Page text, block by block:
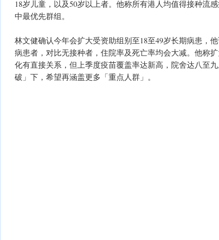
18岁儿童，以及50岁以上者。他称所有港人均值得接种流
中最优先群组。
林文健确认今年会扩大受资助组别至18至49岁长期病患，
病患者，对比无接种者，住院率及死亡率均会大减。他称
化有直接关系，但上季度疫苗覆盖率达新高，院舍达八至
破」下，希望再涵盖更多「重点人群」。